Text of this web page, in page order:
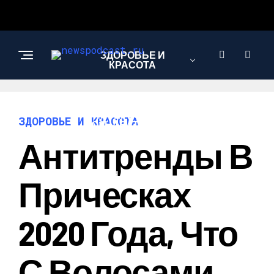
ЗДОРОВЬЕ И
КРАСОТА
ИНТЕРЕСНОЕ И
ПОЗНАВАТЕЛЬНОЕ
НАУКА И
ЗДОРОВЬЕ И КРАСОТА
Антитренды В
Прическах
2020 Года, Что